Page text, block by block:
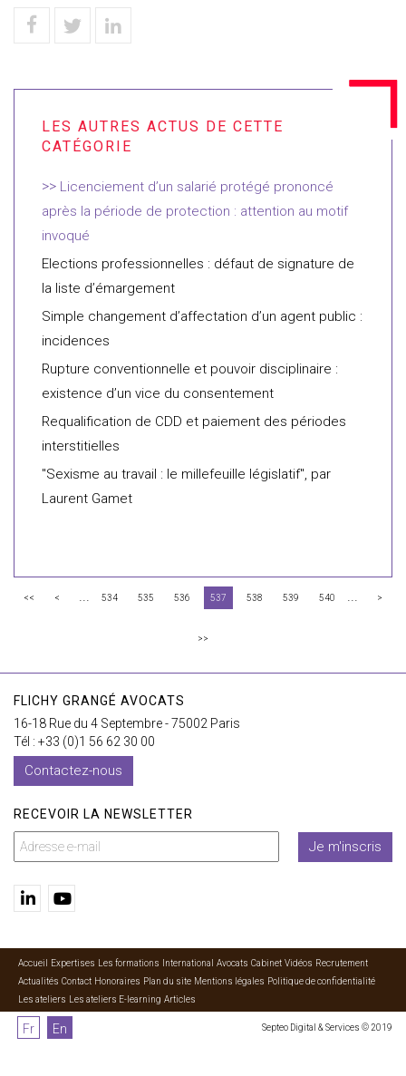
Licenciement d’un salarié protégé prononcé
après la période de protection : attention au motif
invoqué
Elections professionnelles : défaut de signature de
la liste d’émargement
Simple changement d’affectation d’un agent public :
incidences
Rupture conventionnelle et pouvoir disciplinaire :
existence d’un vice du consentement
Requalification de CDD et paiement des périodes
interstitielles
"Sexisme au travail : le millefeuille législatif", par
Laurent Gamet
<< < ... 534 535 536 537 538 539 540 ... >
>>
FLICHY GRANGÉ AVOCATS
16-18 Rue du 4 Septembre - 75002 Paris
Tél : +33 (0)1 56 62 30 00
Contactez-nous
RECEVOIR LA NEWSLETTER
Je m'inscris
Accueil Expertises Les formations International Avocats Cabinet Vidéos Recrutement
Actualités Contact Honoraires Plan du site Mentions légales Politique de confidentialité
Les ateliers
Les ateliers E-learning Articles
Fr En Septeo Digital & Services © 2019